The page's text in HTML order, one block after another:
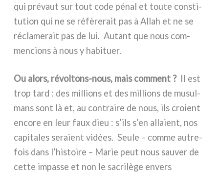
qui pré­vaut sur tout code pénal et tou­te con­sti­
tu­tion qui ne se réfè­re­rait pas à Allah et ne se
récla­me­rait pas de lui. Autant que nous com­
men­cions à nous y habi­tuer.
Ou alors, révoltons-nous, mais com­ment ? Il est
trop tard : des mil­lions et des mil­lions de musul­
mans sont là et, au con­trai­re de nous, ils cro­ient
enco­re en leur faux dieu : s’ils s’en alla­ient, nos
capi­ta­les sera­ient vidées. Seule – com­me autre­
fois dans l’histoire – Marie peut nous sau­ver de
cet­te impas­se et non le sacri­lè­ge envers